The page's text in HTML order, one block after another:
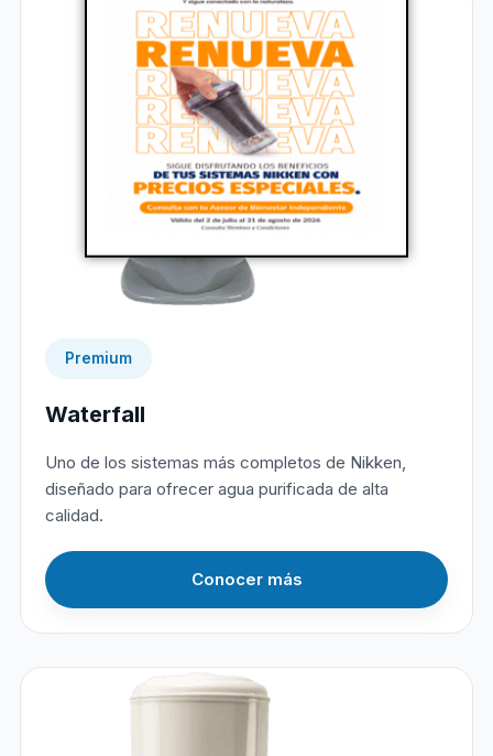
Premium
Waterfall
Uno de los sistemas más completos de Nikken,
diseñado para ofrecer agua purificada de alta
calidad.
Conocer más